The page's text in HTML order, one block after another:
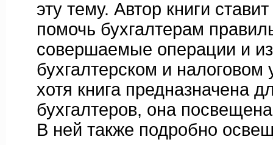
эту тему. Автор книги
помочь бухгалтерам
совершаемые операции и
бухгалтерском и налоговом
хотя книга предназначена
бухгалтеров, она
В ней также подробно